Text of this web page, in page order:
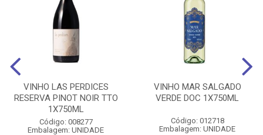
VINHO LAS PERDICES
RESERVA PINOT NOIR TTO
1X750ML
Código: 008277
Embalagem: UNIDADE
VINHO MAR SALGADO
VERDE DOC 1X750ML
Código: 012718
Embalagem: UNIDADE